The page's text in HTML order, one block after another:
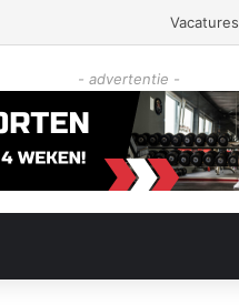
Vacatures
- advertentie -